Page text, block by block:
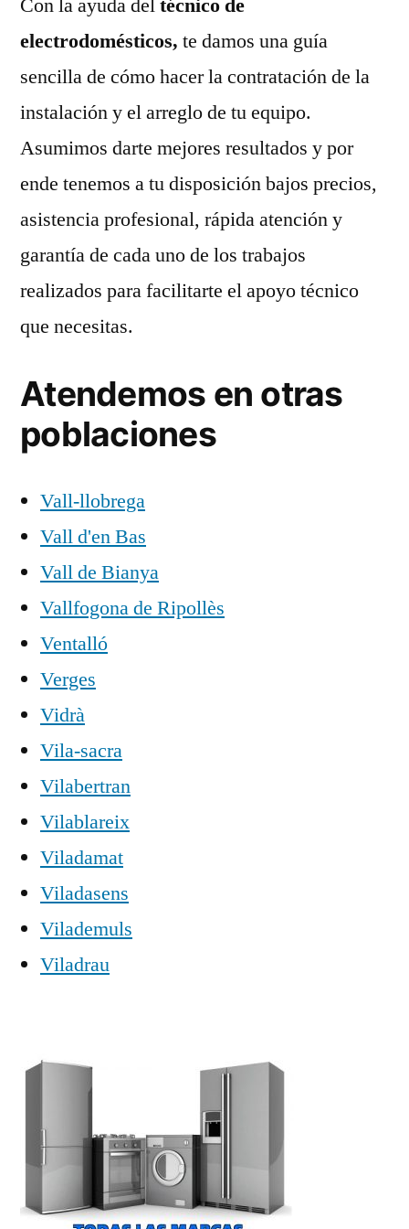
electrodomésticos, te damos una guía
sencilla de cómo hacer la contratación de la
instalación y el arreglo de tu equipo.
Asumimos darte mejores resultados y por
ende tenemos a tu disposición bajos precios,
asistencia profesional, rápida atención y
garantía de cada uno de los trabajos
realizados para facilitarte el apoyo técnico
que necesitas.
Atendemos en otras
poblaciones
Vall-llobrega
Vall d'en Bas
Vall de Bianya
Vallfogona de Ripollès
Ventalló
Verges
Vidrà
Vila-sacra
Vilabertran
Vilablareix
Viladamat
Viladasens
Vilademuls
Viladrau